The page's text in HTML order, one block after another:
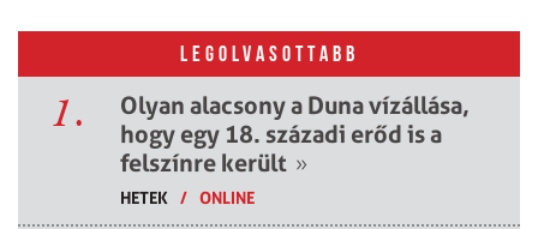
LEGOLVASOTTABB
1.
Olyan alacsony a Duna vízállása,
hogy egy 18. századi erőd is a
felszínre került »
HETEK / ONLINE